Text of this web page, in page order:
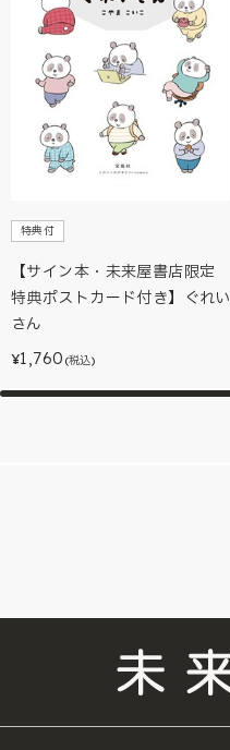
特典付
【サイン本・未来屋書店限定
特典ポストカード付き】ぐれい
さん
¥1,760 (税込)